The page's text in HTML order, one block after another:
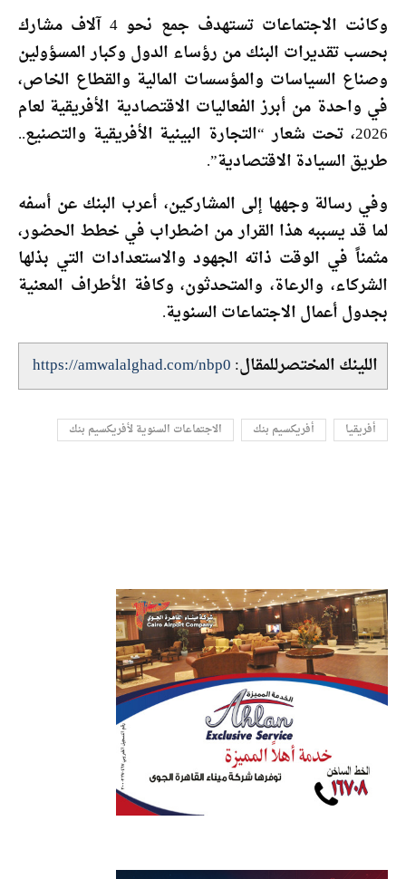
وكانت الاجتماعات تستهدف جمع نحو 4 آلاف مشارك
بحسب تقديرات البنك من رؤساء الدول وكبار المسؤولين
وصناع السياسات والمؤسسات المالية والقطاع الخاص،
في واحدة من أبرز الفعاليات الاقتصادية الأفريقية لعام
2026، تحت شعار “التجارة البينية الأفريقية والتصنيع..
طريق السيادة الاقتصادية”.
وفي رسالة وجهها إلى المشاركين، أعرب البنك عن أسفه
لما قد يسببه هذا القرار من اضطراب في خطط الحضور،
مثمناً في الوقت ذاته الجهود والاستعدادات التي بذلها
الشركاء، والرعاة، والمتحدثون، وكافة الأطراف المعنية
بجدول أعمال الاجتماعات السنوية.
اللينك المختصرللمقال:https://amwalalghad.com/nbp0
أفريقيا أفريكسيم بنك الاجتماعات السنوية لأفريكسيم بنك